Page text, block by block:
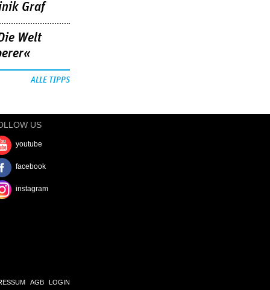
Graf
Welt
ALLE TIPPS
US
youtube
facebook
instagram
AGB LOGIN